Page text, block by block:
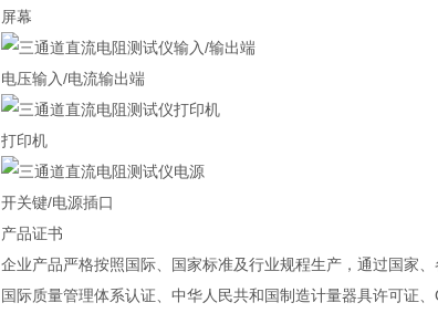
屏幕
电压输入/电流输出端
打印机
开关键/电源插口
产品证书
企业产品严格按照国际、国家标准及行业规程生产，通过国家
国际质量管理体系认证、中华人民共和国制造计量器具许可证